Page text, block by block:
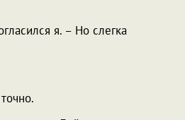
я. – Но слегка